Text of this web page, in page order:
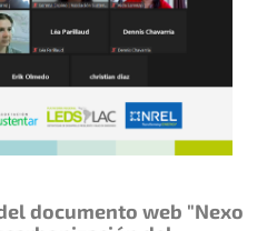
documento web "Nexo